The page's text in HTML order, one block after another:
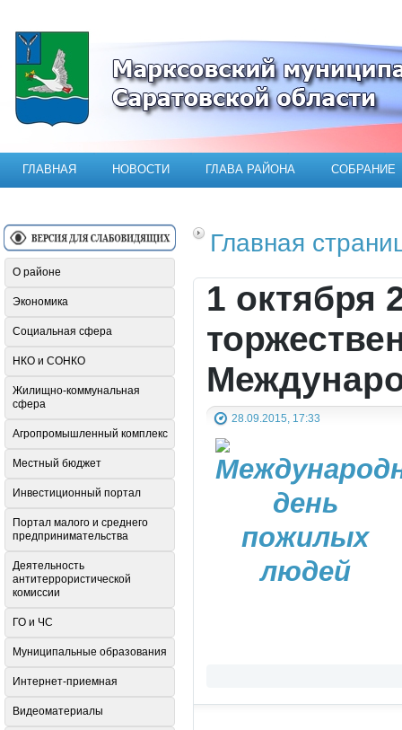
Официальный сайт Марксовского
ГЛАВНАЯ НОВОСТИ ГЛАВА РАЙОНА СОБРАНИЕ
Главная
1 октября
28.09.2015, 17:33
О районе
Экономика
Социальная сфера
НКО и СОНКО
Жилищно-коммунальная
сфера
Агропромышленный комплекс
Местный бюджет
Инвестиционный портал
Портал малого и среднего
предпринимательства
Деятельность
антитеррористической
комиссии
ГО и ЧС
Муниципальные образования
Интернет-приемная
Видеоматериалы